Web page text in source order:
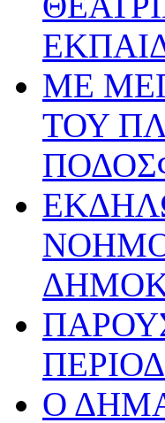
ΜΕ
ΤΟΥ
Ο